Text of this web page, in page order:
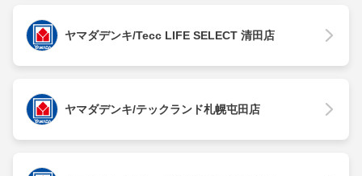
ヤマダデンキ/Tecc LIFE SELECT 清田店
ヤマダデンキ/テックランド札幌屯田店